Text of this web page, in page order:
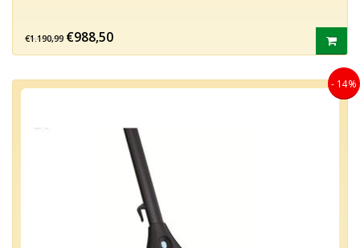
€1.190,99 €988,50
- 14%